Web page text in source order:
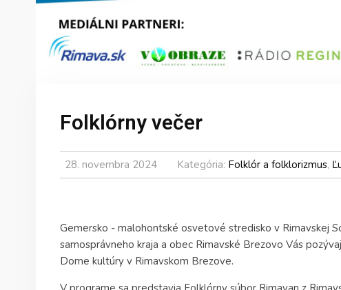
Folklórny večer
28. novembra 2024 Kategória: Folklór a folklorizmus,
Gemersko - malohontské osvetové stredisko v Rimavskej
samosprávneho kraja a obec Rimavské Brezovo Vás
Dome kultúry v Rimavskom Brezove.